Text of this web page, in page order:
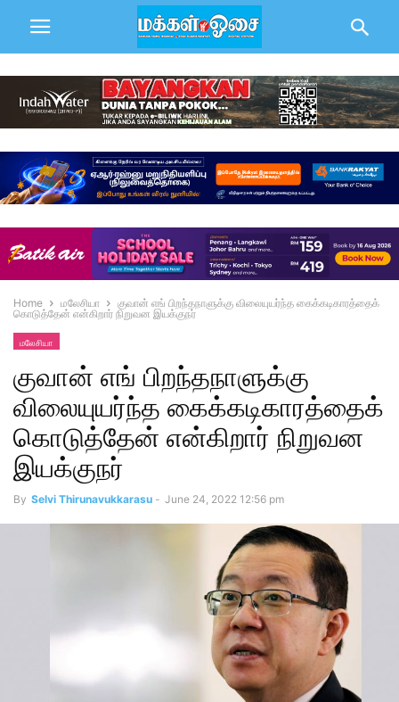
Home மலேசியா
குவான் எங் பிறந்தநாளுக்கு விலையுயர்ந்த கைக்கடிகாரத்தைக்
கொடுத்தேன் என்கிறார் நிறுவன இயக்குநர்
மலேசியா
குவான் எங் பிறந்தநாளுக்கு
விலையுயர்ந்த கைக்கடிகாரத்தைக்
கொடுத்தேன் என்கிறார் நிறுவன
இயக்குநர்
By Selvi Thirunavukkarasu - June 24, 2022 12:56 pm